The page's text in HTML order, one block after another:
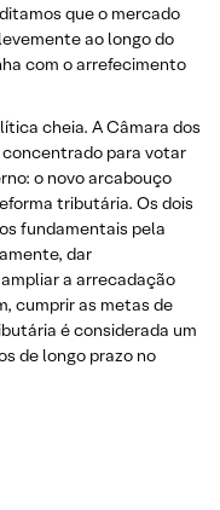
que o mercado
ao longo do
com o arrefecimento
cheia. A Câmara dos
para votar
o novo arcabouço
tributária. Os dois
fundamentais pela
dar
a arrecadação
cumprir as metas de
é considerada um
de longo prazo no